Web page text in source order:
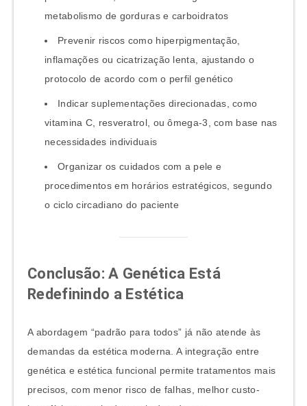
metabolismo de gorduras e carboidratos
Prevenir riscos como hiperpigmentação,
inflamações ou cicatrização lenta, ajustando o
protocolo de acordo com o perfil genético
Indicar suplementações direcionadas, como
vitamina C, resveratrol, ou ômega-3, com base nas
necessidades individuais
Organizar os cuidados com a pele e
procedimentos em horários estratégicos, segundo
o ciclo circadiano do paciente
Conclusão: A Genética Está
Redefinindo a Estética
A abordagem “padrão para todos” já não atende às
demandas da estética moderna. A integração entre
genética e estética funcional permite tratamentos mais
precisos, com menor risco de falhas, melhor custo-